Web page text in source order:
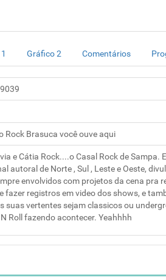
Gráfico 2 Comentários
Rock Brasuca você ouve aqui
e Cátia Rock....o Casal Rock de
autoral de Norte , Sul , Leste e Oeste,
envolvidos com projetos da cena pra
fazer registros em video dos shows, e
suas vertentes sejam classicos ou
Roll fazendo acontecer. Yeahhhh